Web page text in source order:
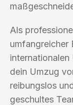
Als
umfangreicher
dein Umzug
reibungslos
geschultes